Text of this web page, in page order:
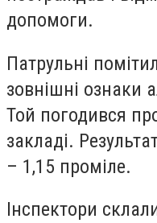
допомоги.
Патрульні
зовнішні ознаки
Той погодився
закладі.
– 1,15 проміле.
Інспектори